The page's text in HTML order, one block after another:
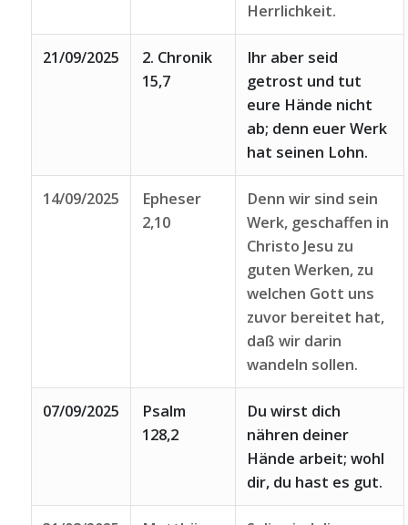
Herrlichkeit.
21/09/2025
2. Chronik
15,7
Ihr aber seid
getrost und tut
eure Hände nicht
ab; denn euer Werk
hat seinen Lohn.
14/09/2025
Epheser
2,10
Denn wir sind sein
Werk, geschaffen in
Christo Jesu zu
guten Werken, zu
welchen Gott uns
zuvor bereitet hat,
daß wir darin
wandeln sollen.
07/09/2025
Psalm
128,2
Du wirst dich
nähren deiner
Hände arbeit; wohl
dir, du hast es gut.